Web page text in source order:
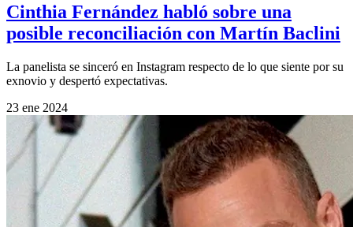
Cinthia Fernández habló sobre una
posible reconciliación con Martín Baclini
La panelista se sinceró en Instagram respecto de lo que siente por su
exnovio y despertó expectativas.
23 ene 2024